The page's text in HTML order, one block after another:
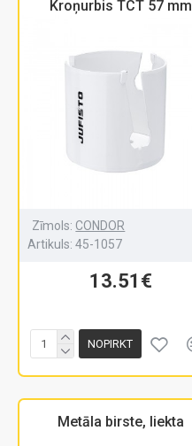
Kroņurbis TCT 57 mm
Zīmols: CONDOR
Artikuls: 45-1057
13.51€
NOPIRKT
Metāla birste, liekta